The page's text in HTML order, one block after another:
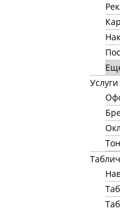
Услуги